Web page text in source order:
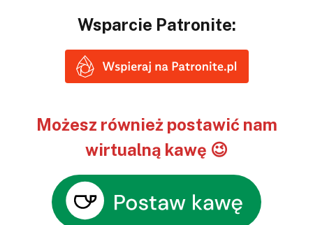
Wsparcie Patronite:
Możesz również postawić nam
wirtualną kawę 😉